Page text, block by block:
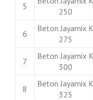
5
250
6
Beton Jayamix K
275
7
Beton Jayamix K
300
8
Beton Jayamix K
325